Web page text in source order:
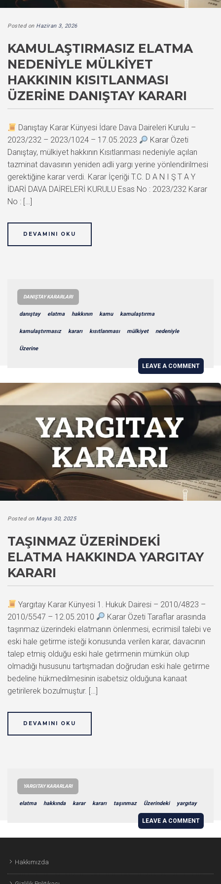
Posted on Haziran 3, 2026
KAMULAŞTIRMASIZ ELATMA
NEDENIYLE MÜLKIYET
HAKKININ KISITLANMASI
ÜZERINE DANIŞTAY KARARI
Danıştay Karar Künyesi İdare Dava Daireleri Kurulu –
2023/232 – 2023/1024 – 17.05.2023
Karar Özeti
Danıştay, mülkiyet hakkının Kısıtlanması nedeniyle açılan
tazminat davasının yeniden adli yargı yerine yönlendirilmesi
gerektiğine karar verdi. Karar İçeriği T.C. D A N I Ş T A Y
İDARİ DAVA DAİRELERİ KURULU Esas No : 2023/232 Karar
No : […]
DEVAMINI OKU
DANIŞTAY KARARLARI
danıştay elatma hakkının kamu kamulaştırma
kamulaştırmasız kararı kısıtlanması mülkiyet nedeniyle
Üzerine
LEAVE A COMMENT
Posted on Mayıs 30, 2025
TAŞINMAZ ÜZERINDEKI
ELATMA HAKKINDA YARGITAY
KARARI
Yargıtay Karar Künyesi 1. Hukuk Dairesi – 2010/4823 –
2010/5547 – 12.05.2010
Karar Özeti Taraflar arasında
taşınmaz üzerindeki elatmanın önlenmesi, ecrimisil talebi ve
eski hale getirme isteği konusunda verilen karar, davacının
talep etmiş olduğu eski hale getirmenin mümkün olup
olmadığı hususunu tartışmadan doğrudan eski hale getirme
bedeline hükmedilmesinin isabetsiz olduğuna kanaat
getirilerek bozulmuştur. […]
DEVAMINI OKU
YARGITAY KARARLARI
elatma hakkında karar kararı taşınmaz Üzerindeki yargıtay
LEAVE A COMMENT
Hakkımızda